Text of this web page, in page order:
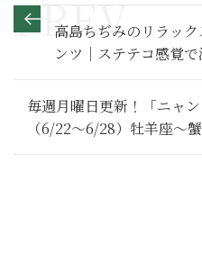
高島ちぢみのリラッ
ンツ｜ステテコ感覚
毎週月曜日更新！「ニャ
（6/22～6/28）牡羊座～